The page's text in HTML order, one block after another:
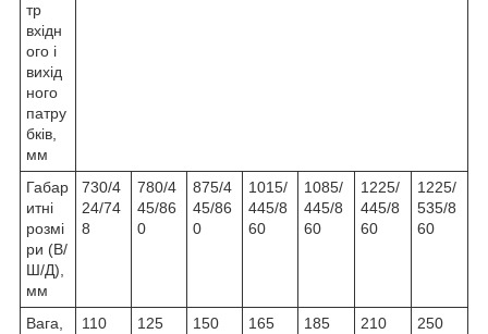
тр
вхідн
ого і
вихід
ного
патру
бків,
мм
Габар
итні
розмі
ри (В/
Ш/Д),
мм
730/4
24/74
8
780/4
45/86
0
875/4
45/86
0
1015/
445/8
60
1085/
445/8
60
1225/
445/8
60
1225/
535/8
60
Вага,
110 125 150 165 185 210 250